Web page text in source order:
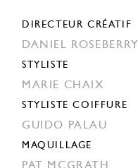
DIRECTEUR CRÉATIF
DANIEL ROSEBERRY
STYLISTE
MARIE CHAIX
STYLISTE COIFFURE
GUIDO PALAU
MAQUILLAGE